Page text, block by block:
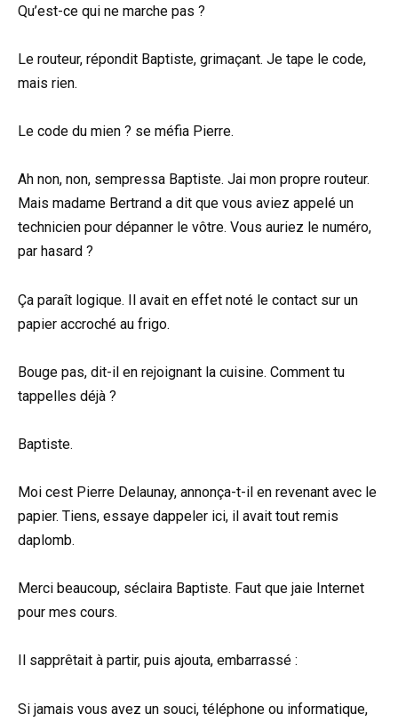
Qu’est-ce qui ne marche pas ?
Le routeur, répondit Baptiste, grimaçant. Je tape le code,
mais rien.
Le code du mien ? se méfia Pierre.
Ah non, non, sempressa Baptiste. Jai mon propre routeur.
Mais madame Bertrand a dit que vous aviez appelé un
technicien pour dépanner le vôtre. Vous auriez le numéro,
par hasard ?
Ça paraît logique. Il avait en effet noté le contact sur un
papier accroché au frigo.
Bouge pas, dit-il en rejoignant la cuisine. Comment tu
tappelles déjà ?
Baptiste.
Moi cest Pierre Delaunay, annonça-t-il en revenant avec le
papier. Tiens, essaye dappeler ici, il avait tout remis
daplomb.
Merci beaucoup, séclaira Baptiste. Faut que jaie Internet
pour mes cours.
Il sapprêtait à partir, puis ajouta, embarrassé :
Si jamais vous avez un souci, téléphone ou informatique,